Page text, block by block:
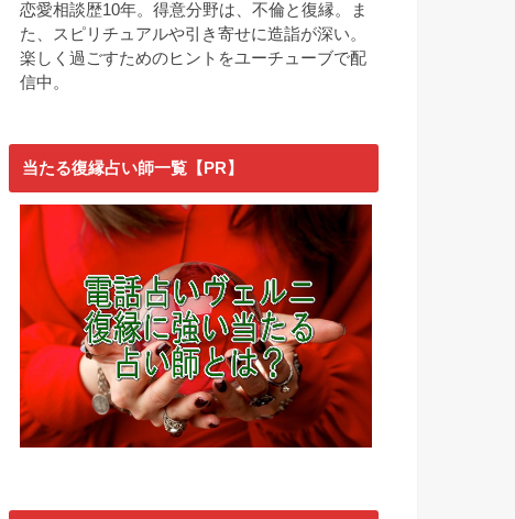
恋愛相談歴10年。得意分野は、不倫と復縁。ま
た、スピリチュアルや引き寄せに造詣が深い。
楽しく過ごすためのヒントをユーチューブで配
信中。
当たる復縁占い師一覧【PR】